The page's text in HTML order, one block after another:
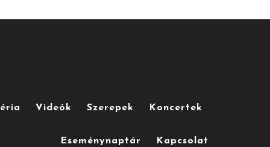
Videók Szerepek Koncertek
Eseménynaptár Kapcsolat